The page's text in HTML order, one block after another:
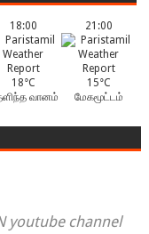
18:00
18°C
வானம்
21:00
15°C
மேகமூட்டம்
youtube channel